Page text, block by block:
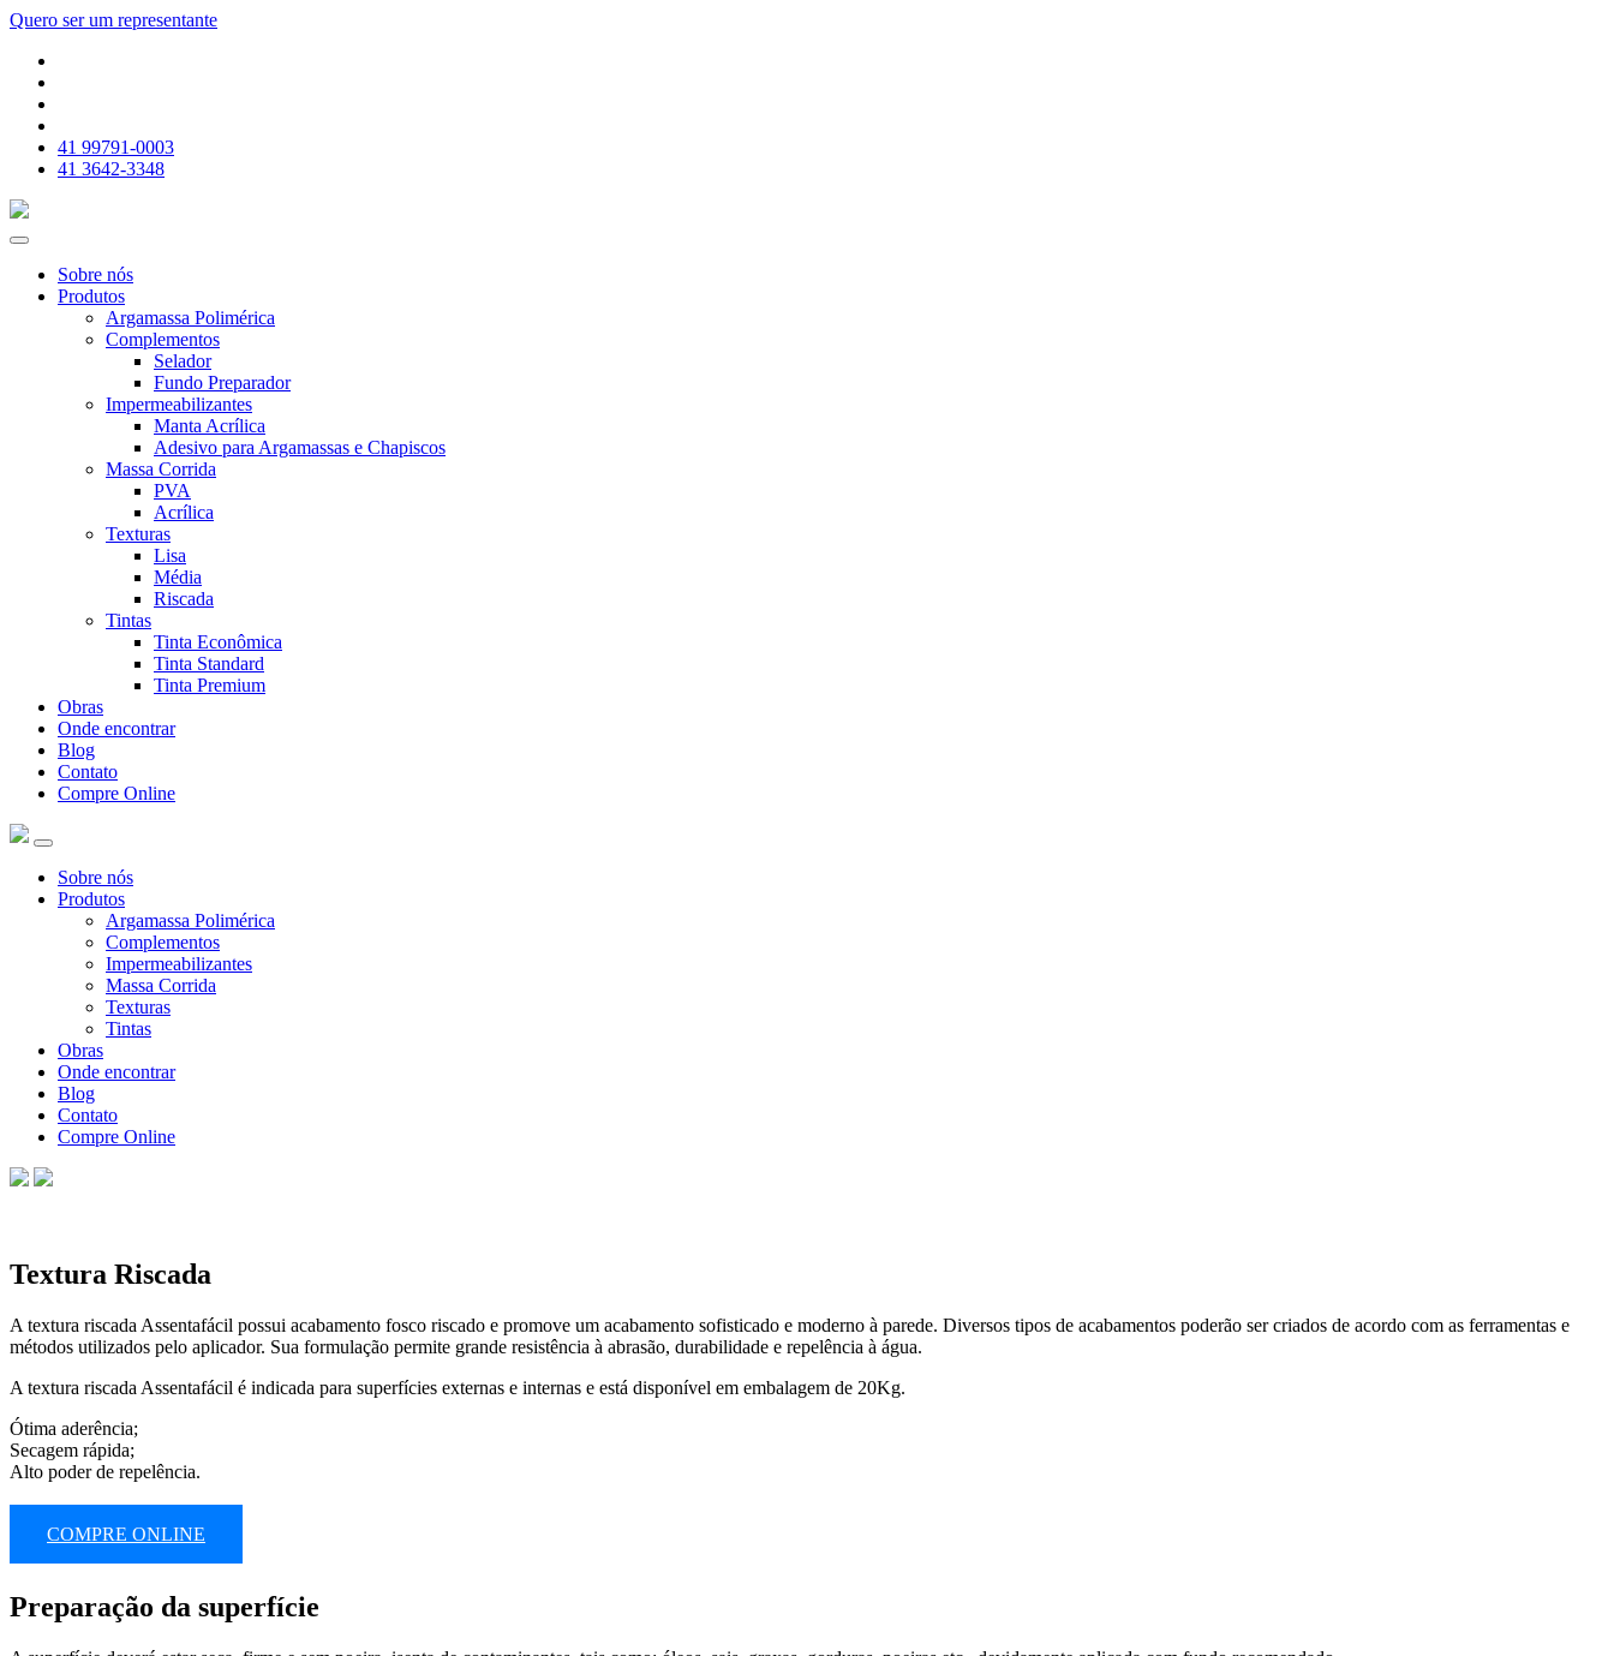
Quero ser um representante
41 99791-0003
41 3642-3348
Sobre nós
Produtos
Argamassa Polimérica
Complementos
Selador
Fundo Preparador
Impermeabilizantes
Manta Acrílica
Adesivo para Argamassas e Chapiscos
Massa Corrida
PVA
Acrílica
Texturas
Lisa
Média
Riscada
Tintas
Tinta Econômica
Tinta Standard
Tinta Premium
Obras
Onde encontrar
Blog
Contato
Compre Online
Sobre nós
Produtos
Argamassa Polimérica
Complementos
Impermeabilizantes
Massa Corrida
Texturas
Tintas
Obras
Onde encontrar
Blog
Contato
Compre Online
Textura Riscada
A textura riscada Assentafácil possui acabamento fosco riscado e promove um acabamento sofisticado e moderno à parede. Diversos tipos de acabamentos poderão ser criados de acordo com as ferramentas e
métodos utilizados pelo aplicador. Sua formulação permite grande resistência à abrasão, durabilidade e repelência à água.
A textura riscada Assentafácil é indicada para superfícies externas e internas e está disponível em embalagem de 20Kg.
Ótima aderência;
Secagem rápida;
Alto poder de repelência.
COMPRE ONLINE
Preparação da superfície